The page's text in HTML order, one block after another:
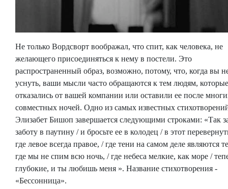
Не только Вордсворт воображал, что спит, как человека, не
желающего присоединяться к нему в постели. Это
распространенный образ, возможно, потому, что, когда вы
уснуть, ваши мысли часто обращаются к тем людям, которые
отказались от вашей компании или оставили ее после
совместных ночей. Одно из самых известных
Элизабет Бишоп завершается следующими строками: «Так
заботу в паутину / и бросьте ее в колодец / в этот
где левое всегда правое, / где тени на самом деле являются
где мы не спим всю ночь, / где небеса мелкие, как море /
глубокие, и ты любишь меня ». Название стихотворения -
«Бессонница».